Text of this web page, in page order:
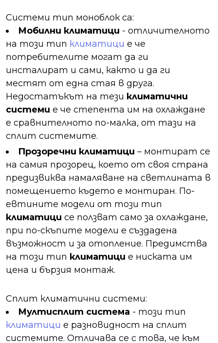
Системи тип моноблок са:
Мобилни климатици - отличителното
на този тип климатици е че
потребителите могат да ги
инсталират и сами, както и да ги
местят от една стая в друга.
Недостатъкът на тези климатични
системи е че степента им на охлаждане
е сравнителното по-малка, от тази на
сплит системите.
Прозоречни климатици – монтират се
на самия прозорец, което от своя страна
предизвиква намаляване на светлината в
помещението където е монтиран. По-
евтините модели от този тип
климатици се ползват само за охлаждане,
при по-скъпите модели е създадена
възможност и за отопление. Предимства
на този тип климатици е ниската им
цена и бързия монтаж.
Сплит климатични системи:
Мултисплит система - този тип
климатици е разновидност на сплит
системите. Отличава се с това, че към